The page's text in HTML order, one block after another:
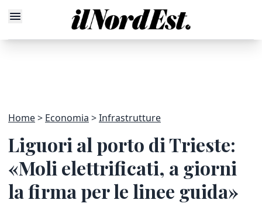
Home Economia Infrastrutture
Liguori al porto di Trieste:
«Moli elettrificati, a giorni
la firma per le linee guida»